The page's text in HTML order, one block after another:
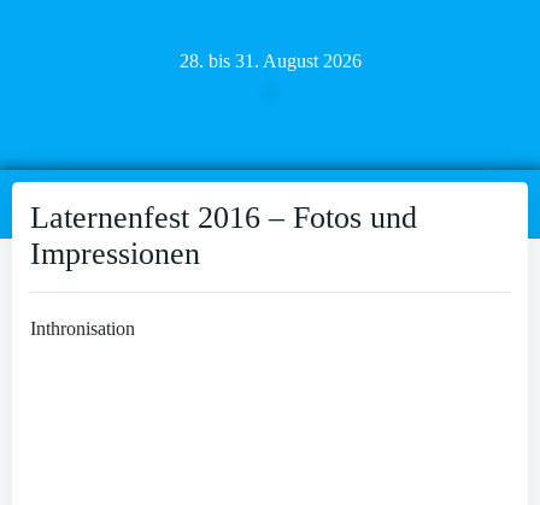
28. bis 31. August 2026
Laternenfest 2016 – Fotos und
Impressionen
Inthronisation